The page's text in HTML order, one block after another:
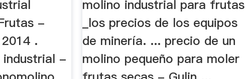
-
.
-
molino industrial para frutas
_los precios de los equipos
de minería. ... precio de un
molino pequeño para moler